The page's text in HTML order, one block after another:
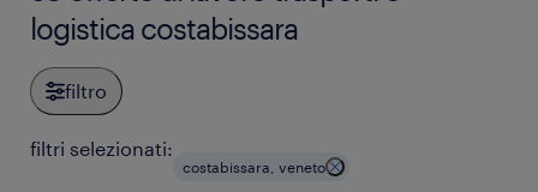
logistica costabissara
filtro
filtri selezionati:
costabissara, veneto